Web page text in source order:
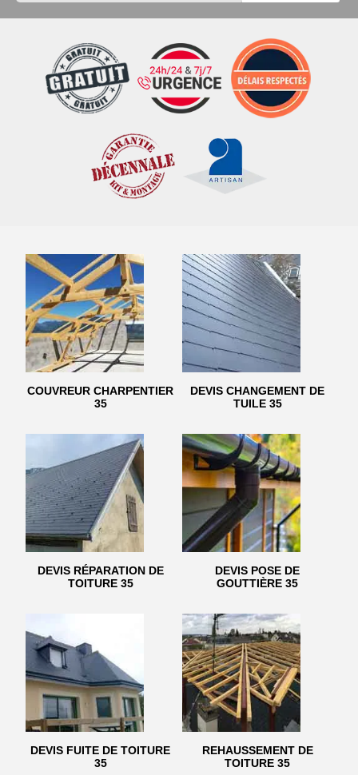
COUVREUR CHARPENTIER
35
DEVIS CHANGEMENT DE
TUILE 35
DEVIS RÉPARATION DE
TOITURE 35
DEVIS POSE DE
GOUTTIÈRE 35
DEVIS FUITE DE TOITURE
35
REHAUSSEMENT DE
TOITURE 35